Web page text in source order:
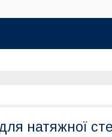
натяжної